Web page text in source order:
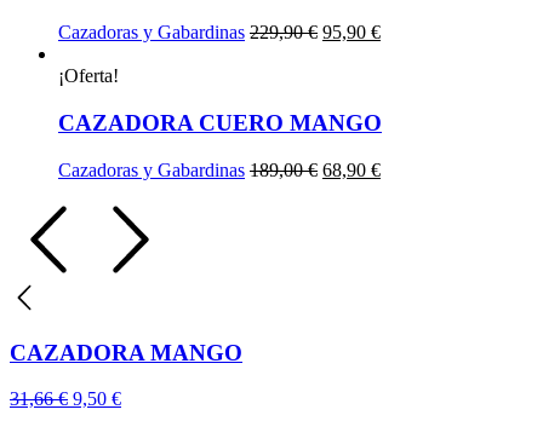
Cazadoras y Gabardinas 229,90€ El
229,90 €.
95,90 €El
95,90 €.
¡Oferta!
CAZADORA CUERO MANGO
Cazadoras y Gabardinas 189,00€ El
68,90 €El
CAZADORA MANGO
31,66€ El
9,50 €El